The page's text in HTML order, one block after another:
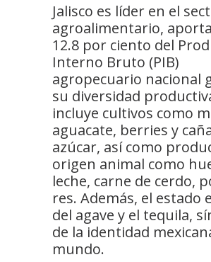
Jalisco es líder en el
agroalimentario,
12.8 por ciento del
Interno Bruto (PIB)
agropecuario nacional
su diversidad
incluye cultivos como
aguacate, berries y
azúcar, así como
origen animal como
leche, carne de cerdo,
res. Además, el estado
del agave y el tequila,
de la identidad
mundo.